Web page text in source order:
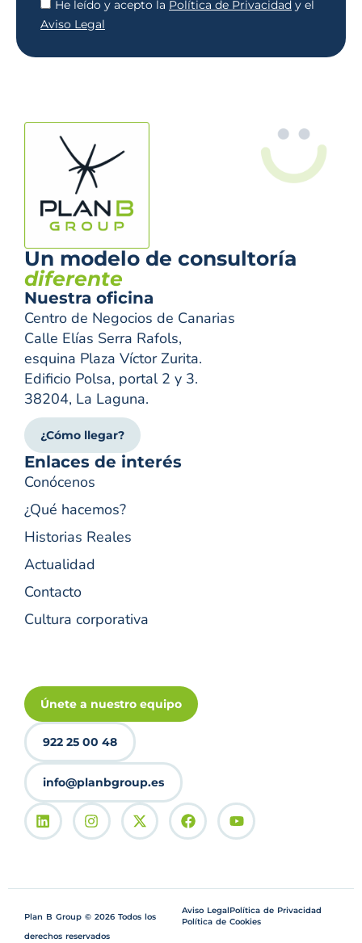
He leído y acepto la Política de Privacidad y el
Aviso Legal
Un modelo de consultoría
diferente
Nuestra oficina
Centro de Negocios de Canarias
Calle Elías Serra Rafols,
esquina Plaza Víctor Zurita.
Edificio Polsa, portal 2 y 3.
38204, La Laguna.
¿Cómo llegar?
Enlaces de interés
Conócenos
¿Qué hacemos?
Historias Reales
Actualidad
Contacto
Cultura corporativa
Únete a nuestro equipo
922 25 00 48
info@planbgroup.es
Plan B Group © 2026 Todos los
derechos reservados
Aviso LegalPolítica de Privacidad
Política de Cookies